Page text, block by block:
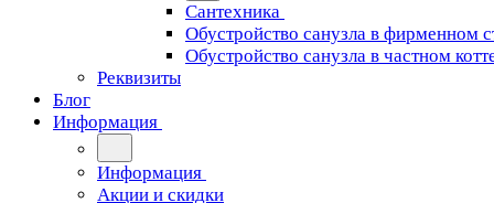
Сантехника
Обустройство санузла в фирменном
Обустройство санузла в частном
Реквизиты
Блог
Информация
Информация
Акции и скидки